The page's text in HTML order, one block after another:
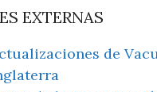
EXTERNAS
de